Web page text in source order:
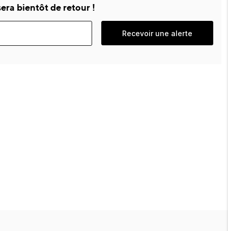
bientôt de retour !
Recevoir une alerte